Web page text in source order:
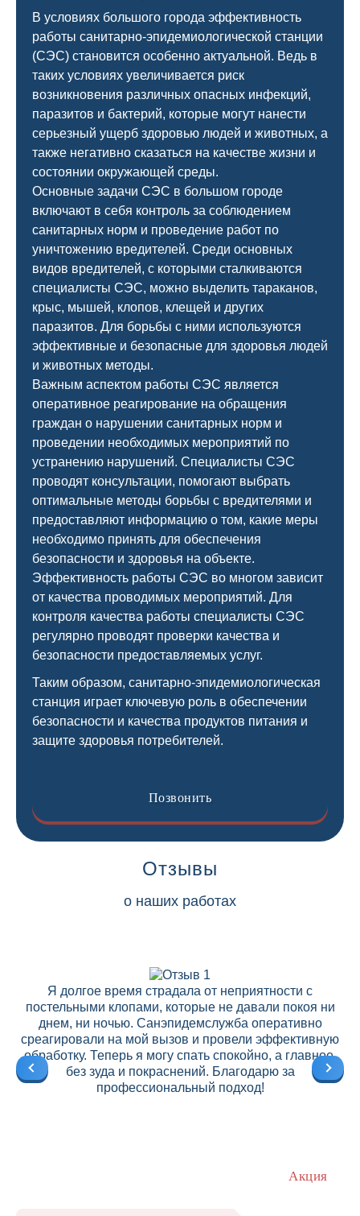
Отзывы
о наших работах
Я долгое время страдала от неприятности с
постельными клопами, которые не давали покоя ни
днем, ни ночью. Санэпидемслужба оперативно
среагировали на мой вызов и провели эффективную
обработку. Теперь я могу спать спокойно, а главное,
без зуда и покраснений. Благодарю за
профессиональный подход!
Акция
В условиях большого города эффективность
работы санитарно-эпидемиологической станции
(СЭС) становится особенно актуальной. Ведь в
таких условиях увеличивается риск
возникновения различных опасных инфекций,
паразитов и бактерий, которые могут нанести
серьезный ущерб здоровью людей и животных, а
также негативно сказаться на качестве жизни и
состоянии окружающей среды.
Основные задачи СЭС в большом городе
включают в себя контроль за соблюдением
санитарных норм и проведение работ по
уничтожению вредителей. Среди основных
видов вредителей, с которыми сталкиваются
специалисты СЭС, можно выделить тараканов,
крыс, мышей, клопов, клещей и других
паразитов. Для борьбы с ними используются
эффективные и безопасные для здоровья людей
и животных методы.
Важным аспектом работы СЭС является
оперативное реагирование на обращения
граждан о нарушении санитарных норм и
проведении необходимых мероприятий по
устранению нарушений. Специалисты СЭС
проводят консультации, помогают выбрать
оптимальные методы борьбы с вредителями и
предоставляют информацию о том, какие меры
необходимо принять для обеспечения
безопасности и здоровья на объекте.
Эффективность работы СЭС во многом зависит
от качества проводимых мероприятий. Для
контроля качества работы специалисты СЭС
регулярно проводят проверки качества и
безопасности предоставляемых услуг.
Таким образом, санитарно-эпидемиологическая
станция играет ключевую роль в обеспечении
безопасности и качества продуктов питания и
защите здоровья потребителей.
Позвонить